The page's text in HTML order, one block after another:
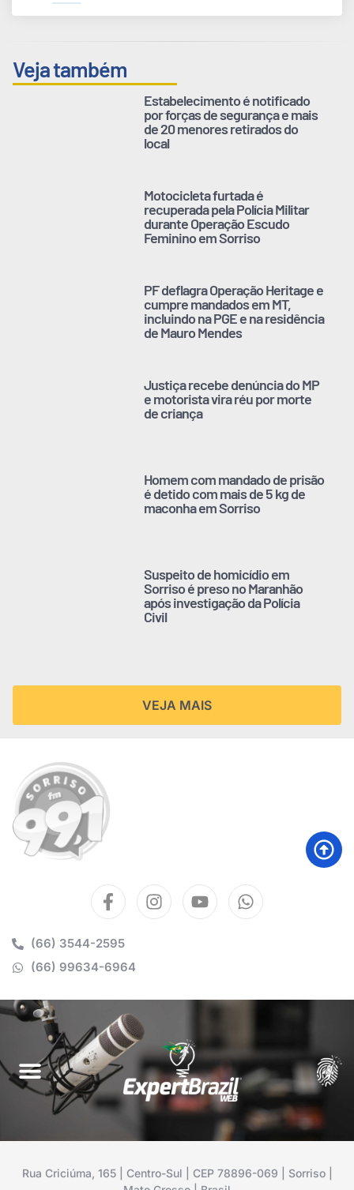
Veja também
Estabelecimento é notificado
por forças de segurança e mais
de 20 menores retirados do
local
Motocicleta furtada é
recuperada pela Polícia Militar
durante Operação Escudo
Feminino em Sorriso
PF deflagra Operação Heritage e
cumpre mandados em MT,
incluindo na PGE e na residência
de Mauro Mendes
Justiça recebe denúncia do MP
e motorista vira réu por morte
de criança
Homem com mandado de prisão
é detido com mais de 5 kg de
maconha em Sorriso
Suspeito de homicídio em
Sorriso é preso no Maranhão
após investigação da Polícia
Civil
VEJA MAIS
(66) 3544-2595
(66) 99634-6964
Rua Criciúma, 165 | Centro-Sul | CEP 78896-069 | Sorriso |